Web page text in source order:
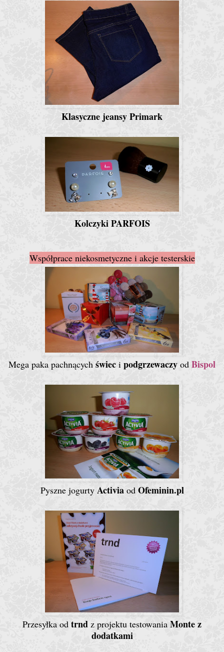
Klasyczne jeansy Primark
Kolczyki PARFOIS
Współprace niekosmetyczne i akcje testerskie
Mega paka pachnących świec i podgrzewaczy od Bispol
Pyszne jogurtyActiviaod Ofeminin.pl
Przesyłka od trnd z projektu testowania Monte z
dodatkami